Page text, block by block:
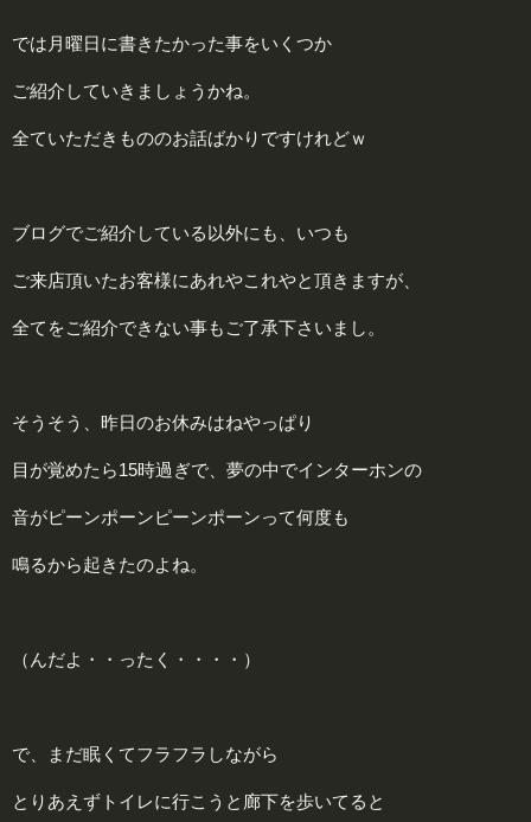
では月曜日に書きたかった事をいくつか
ご紹介していきましょうかね。
全ていただきもののお話ばかりですけれどｗ
ブログでご紹介している以外にも、いつも
ご来店頂いたお客様にあれやこれやと頂きますが、
全てをご紹介できない事もご了承下さいまし。
そうそう、昨日のお休みはねやっぱり
目が覚めたら15時過ぎで、夢の中でインターホンの
音がピーンポーンピーンポーンって何度も
鳴るから起きたのよね。
（んだよ・・ったく・・・・）
で、まだ眠くてフラフラしながら
とりあえずトイレに行こうと廊下を歩いてると